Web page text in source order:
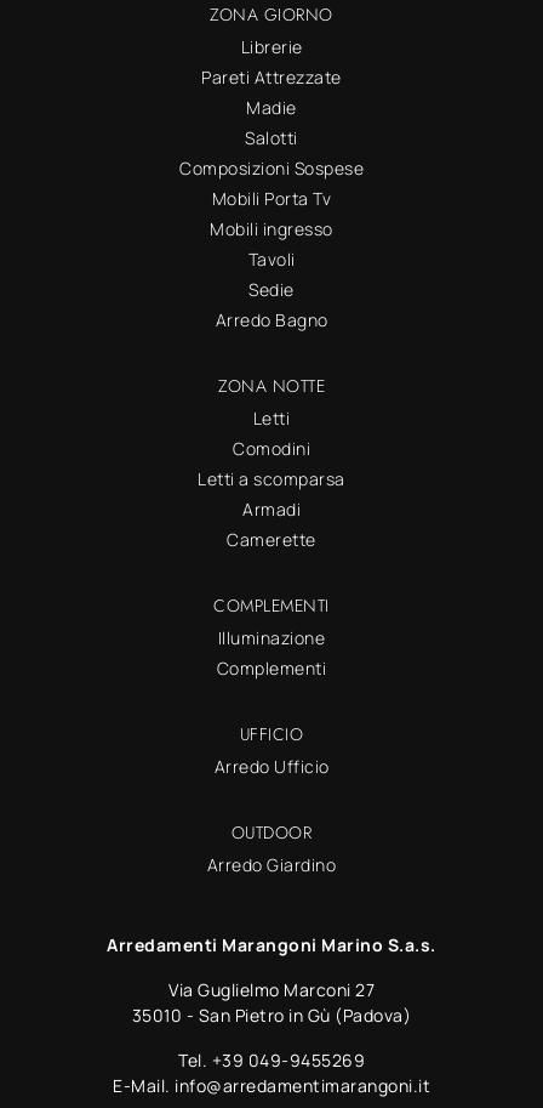
ZONA GIORNO
Librerie
Pareti Attrezzate
Madie
Salotti
Composizioni Sospese
Mobili Porta Tv
Mobili ingresso
Tavoli
Sedie
Arredo Bagno
ZONA NOTTE
Letti
Comodini
Letti a scomparsa
Armadi
Camerette
COMPLEMENTI
Illuminazione
Complementi
UFFICIO
Arredo Ufficio
OUTDOOR
Arredo Giardino
Arredamenti Marangoni Marino S.a.s.
Via Guglielmo Marconi 27
35010 - San Pietro in Gù (Padova)
Tel. +39 049-9455269
E-Mail. info@arredamentimarangoni.it